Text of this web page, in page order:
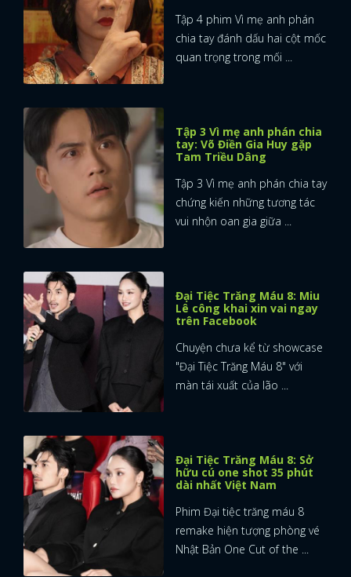
Tập 4 phim Vì mẹ anh phán
chia tay đánh dấu hai cột mốc
quan trọng trong mối ...
Tập 3 Vì mẹ anh phán chia
tay: Võ Điền Gia Huy gặp
Tam Triều Dâng
Tập 3 Vì mẹ anh phán chia tay
chứng kiến những tương tác
vui nhộn oan gia giữa ...
Đại Tiệc Trăng Máu 8: Miu
Lê công khai xin vai ngay
trên Facebook
Chuyện chưa kể từ showcase
"Đại Tiệc Trăng Máu 8" với
màn tái xuất của lão ...
Đại Tiệc Trăng Máu 8: Sở
hữu cú one shot 35 phút
dài nhất Việt Nam
Phim Đại tiệc trăng máu 8
remake hiện tượng phòng vé
Nhật Bản One Cut of the ...